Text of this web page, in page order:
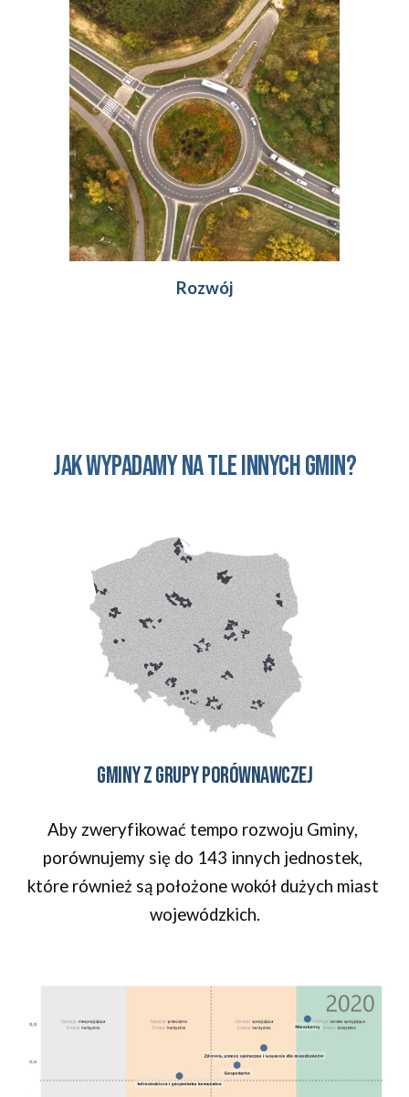
Rozwój
Jak wypadamy na tle innych gmin?
Gminy z grupy porównawczej
Aby zweryfikować tempo rozwoju Gminy,
porównujemy się do 143 innych jednostek,
które również są położone wokół dużych miast
wojewódzkich.